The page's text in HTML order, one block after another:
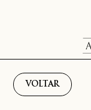
VOLTAR